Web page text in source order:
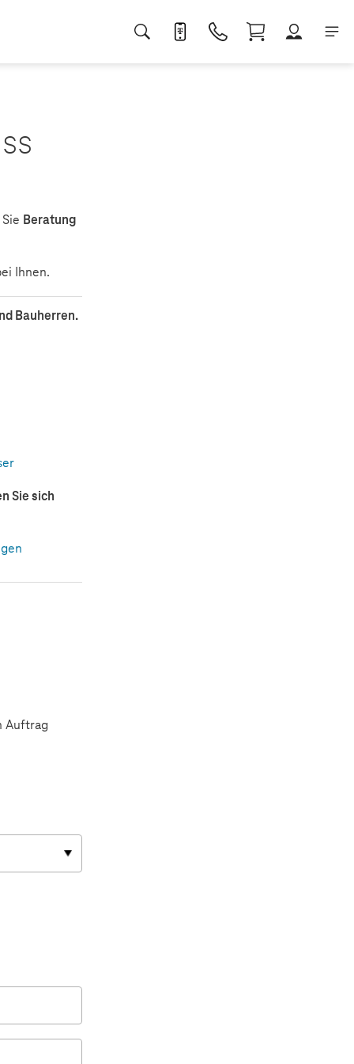
Beratung
Ihnen.
Bauherren.
Sie sich
Auftrag